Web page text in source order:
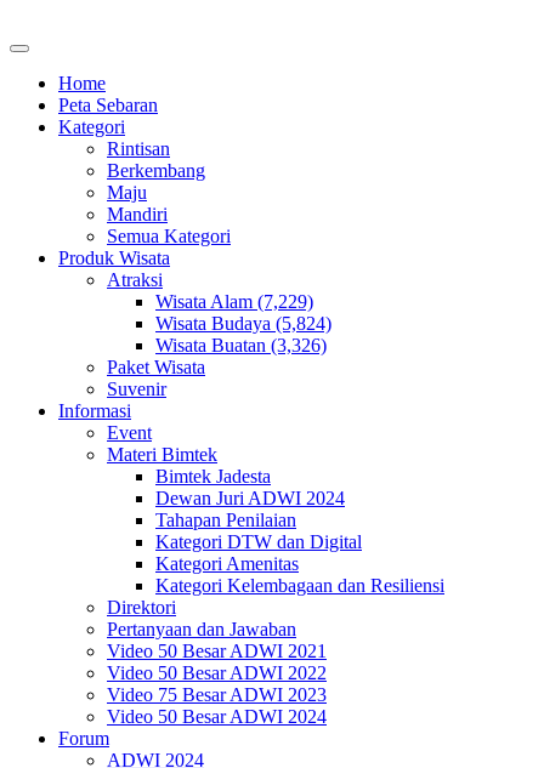
Home
Peta Sebaran
Kategori
Rintisan
Berkembang
Maju
Mandiri
Semua Kategori
Produk Wisata
Atraksi
Wisata Alam (7,229)
Wisata Budaya (5,824)
Wisata Buatan (3,326)
Paket Wisata
Suvenir
Informasi
Event
Materi Bimtek
Bimtek Jadesta
Dewan Juri ADWI 2024
Tahapan Penilaian
Kategori DTW dan Digital
Kategori Amenitas
Kategori Kelembagaan dan Resiliensi
Direktori
Pertanyaan dan Jawaban
Video 50 Besar ADWI 2021
Video 50 Besar ADWI 2022
Video 75 Besar ADWI 2023
Video 50 Besar ADWI 2024
Forum
ADWI 2024